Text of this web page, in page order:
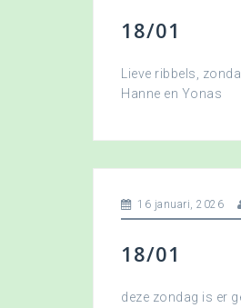
18/01
Lieve ribbels,
Hanne en Yonas
16 januari, 2026
18/01
deze zondag is er